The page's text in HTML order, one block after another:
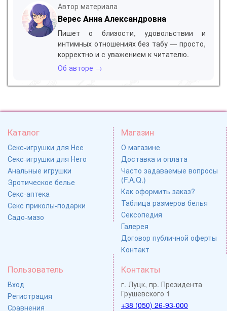
Автор материала
Верес Анна Александровна
Пишет о близости, удовольствии и
интимных отношениях без табу — просто,
корректно и с уважением к читателю.
Об авторе →
Каталог
Секс-игрушки для Нее
Секс-игрушки для Него
Анальные игрушки
Эротическое белье
Секс-аптека
Секс приколы-подарки
Садо-мазо
Магазин
О магазине
Доставка и оплата
Часто задаваемые вопросы
(F.A.Q.)
Как оформить заказ?
Таблица размеров белья
Сексопедия
Галерея
Договор публичной оферты
Контакт
Пользователь
Вход
Регистрация
Сравнения
Контакты
г. Луцк, пр. Президента
Грушевского 1
+38 (050) 26-93-000